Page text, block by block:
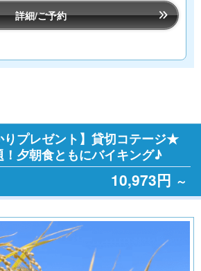
詳細/ご予約
りプレゼント】貸切コテージ★
夕朝食ともにバイキング♪
10,973円 ～